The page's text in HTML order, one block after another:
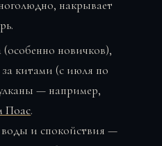
накрывает
(особенно новичков),
китами (с июля по
— например,
Поас.
воды и спокойствия —